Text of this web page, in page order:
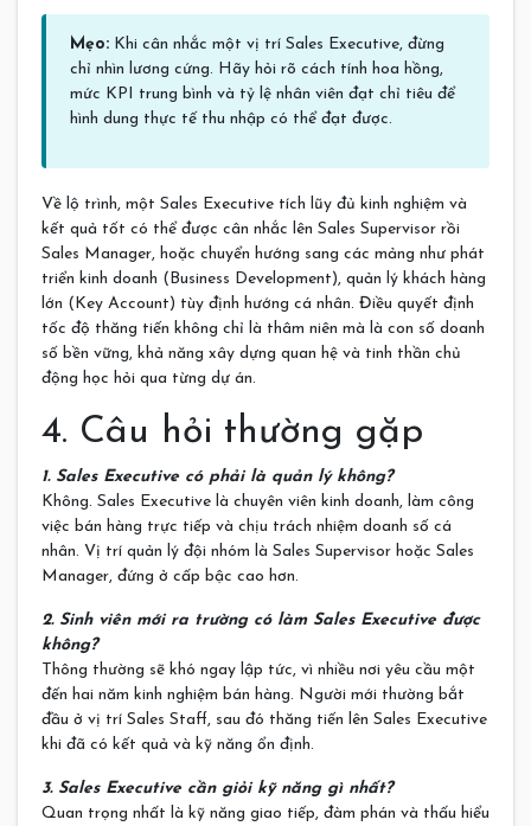
Mẹo: Khi cân nhắc một vị trí Sales Executive, đừng
chỉ nhìn lương cứng. Hãy hỏi rõ cách tính hoa hồng,
mức KPI trung bình và tỷ lệ nhân viên đạt chỉ tiêu để
hình dung thực tế thu nhập có thể đạt được.
Về lộ trình, một Sales Executive tích lũy đủ kinh nghiệm và
kết quả tốt có thể được cân nhắc lên Sales Supervisor rồi
Sales Manager, hoặc chuyển hướng sang các mảng như phát
triển kinh doanh (Business Development), quản lý khách hàng
lớn (Key Account) tùy định hướng cá nhân. Điều quyết định
tốc độ thăng tiến không chỉ là thâm niên mà là con số doanh
số bền vững, khả năng xây dựng quan hệ và tinh thần chủ
động học hỏi qua từng dự án.
4. Câu hỏi thường gặp
1. Sales Executive có phải là quản lý không?
Không. Sales Executive là chuyên viên kinh doanh, làm công
việc bán hàng trực tiếp và chịu trách nhiệm doanh số cá
nhân. Vị trí quản lý đội nhóm là Sales Supervisor hoặc Sales
Manager, đứng ở cấp bậc cao hơn.
2. Sinh viên mới ra trường có làm Sales Executive được
không?
Thông thường sẽ khó ngay lập tức, vì nhiều nơi yêu cầu một
đến hai năm kinh nghiệm bán hàng. Người mới thường bắt
đầu ở vị trí Sales Staff, sau đó thăng tiến lên Sales Executive
khi đã có kết quả và kỹ năng ổn định.
3. Sales Executive cần giỏi kỹ năng gì nhất?
Quan trọng nhất là kỹ năng giao tiếp, đàm phán và thấu hiểu